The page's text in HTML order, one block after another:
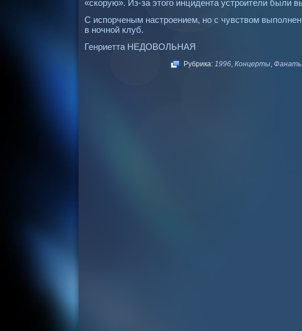
«скорую». Из-за этого инцидента устроители были
С испорченым настроением, но с чувством
в ночной клуб.
Генриетта НЕДОВОЛЬНАЯ
Рубрика: 1996, Концерты,